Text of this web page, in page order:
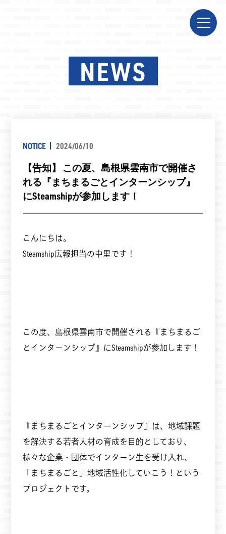
NEWS
NOTICE 2024/06/10
【告知】 この夏、島根県雲南市で開催さ
れる『まちまるごとインターンシップ』
にSteamshipが参加します！
こんにちは。
Steamship広報担当の中里です！
この度、島根県雲南市で開催される『まちまるご
とインターンシップ』にSteamshipが参加します！
『まちまるごとインターンシップ』は、地域課題
を解決する若者人材の育成を目的としており、
様々な企業・団体でインターン生を受け入れ、
「まちまるごと」地域活性化していこう！という
プロジェクトです。